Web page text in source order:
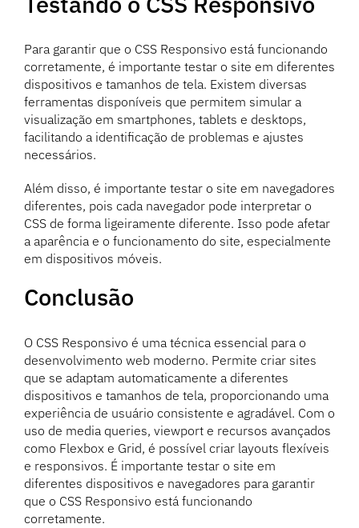
Para garantir que o CSS Responsivo está funcionando
corretamente, é importante testar o site em diferentes
dispositivos e tamanhos de tela. Existem diversas
ferramentas disponíveis que permitem simular a
visualização em smartphones, tablets e desktops,
facilitando a identificação de problemas e ajustes
necessários.
Além disso, é importante testar o site em navegadores
diferentes, pois cada navegador pode interpretar o
CSS de forma ligeiramente diferente. Isso pode afetar
a aparência e o funcionamento do site, especialmente
em dispositivos móveis.
Conclusão
O CSS Responsivo é uma técnica essencial para o
desenvolvimento web moderno. Permite criar sites
que se adaptam automaticamente a diferentes
dispositivos e tamanhos de tela, proporcionando uma
experiência de usuário consistente e agradável. Com o
uso de media queries, viewport e recursos avançados
como Flexbox e Grid, é possível criar layouts flexíveis
e responsivos. É importante testar o site em
diferentes dispositivos e navegadores para garantir
que o CSS Responsivo está funcionando
corretamente.